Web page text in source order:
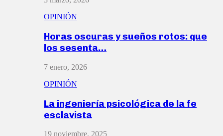
OPINIÓN
Horas oscuras y sueños rotos: que
los sesenta…
7 enero, 2026
OPINIÓN
La ingeniería psicológica de la fe
esclavista
19 noviembre, 2025